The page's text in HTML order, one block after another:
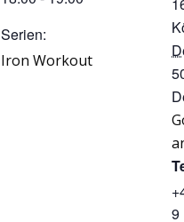
Serien:
Iron Workout
9